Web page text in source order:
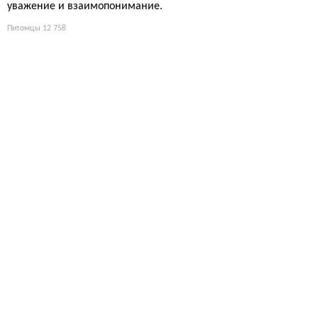
уважение и взаимопонимание.
Питомцы 12 758